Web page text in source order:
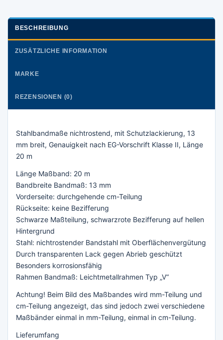
BESCHREIBUNG
ZUSÄTZLICHE INFORMATION
MARKE
REZENSIONEN (0)
Stahlbandmaße nichtrostend, mit Schutzlackierung, 13
mm breit, Genauigkeit nach EG-Vorschrift Klasse II, Länge
20 m
Länge Maßband: 20 m
Bandbreite Bandmaß: 13 mm
Vorderseite: durchgehende cm-Teilung
Rückseite: keine Bezifferung
Schwarze Maßteilung, schwarzrote Bezifferung auf hellen
Hintergrund
Stahl: nichtrostender Bandstahl mit Oberflächenvergütung
Durch transparenten Lack gegen Abrieb geschützt
Besonders korrosionsfähig
Rahmen Bandmaß: Leichtmetallrahmen Typ „V“
Achtung! Beim Bild des Maßbandes wird mm-Teilung und
cm-Teilung angezeigt, das sind jedoch zwei verschiedene
Maßbänder einmal in mm-Teilung, einmal in cm-Teilung.
Lieferumfang